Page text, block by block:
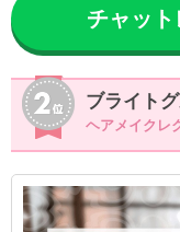
チャッ
ブライト
ヘアメイクレ